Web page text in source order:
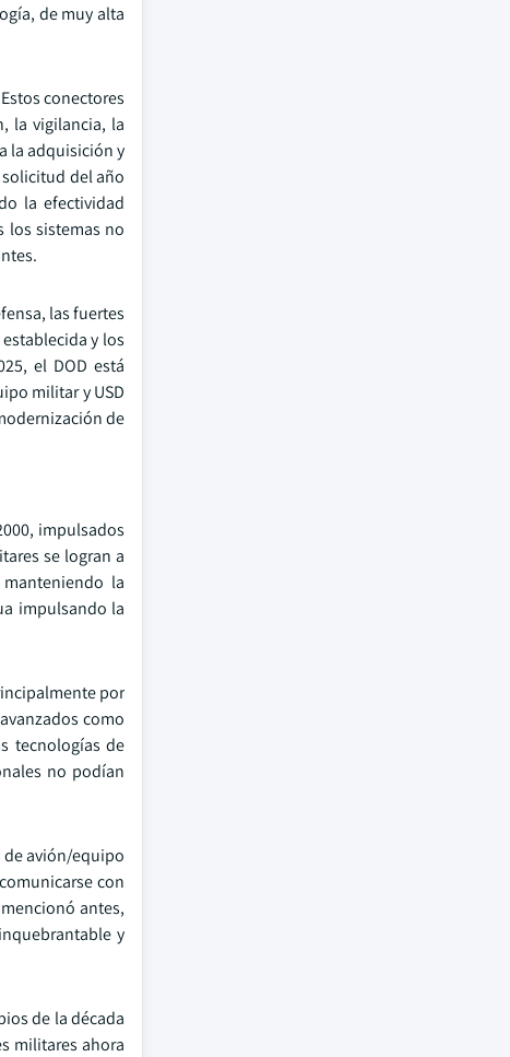
de muy alta
conectores
la vigilancia, la
la adquisición y
del año
la efectividad
los sistemas no
las fuertes
y los
el DOD está
militar y USD
de
impulsados
se logran a
la
impulsando la
por
como
tecnologías de
no podían
de avión/equipo
con
antes,
y
de la década
militares ahora